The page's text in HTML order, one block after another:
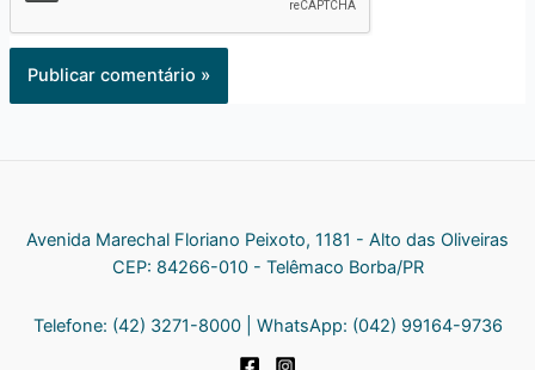
Avenida Marechal Floriano Peixoto, 1181 - Alto das Oliveiras
CEP: 84266-010 - Telêmaco Borba/PR
Telefone: (42) 3271-8000 | WhatsApp: (042) 99164-9736